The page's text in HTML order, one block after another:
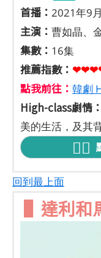
首播： 2021年9
主演： 曹如晶、
集數： 16集
推薦指數：
點我前往： 韓劇
High-class劇情：
美的生活，及其
回到最上面
▌達利和